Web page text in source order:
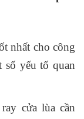
nhất cho công
số yếu tố quan
cửa lùa cần